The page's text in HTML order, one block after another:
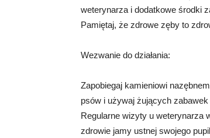
weterynarza i dodatkowe środki
Pamiętaj, że zdrowe zęby to
Wezwanie do działania:
Zapobiegaj kamieniowi
psów i używaj żujących
Regularne wizyty u weterynarza
zdrowie jamy ustnej swojego